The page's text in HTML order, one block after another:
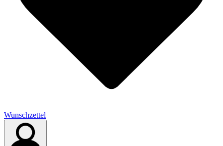
Wunschzettel